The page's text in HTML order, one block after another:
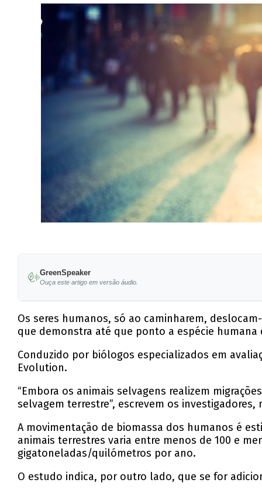
GreenSpeaker
Ouça este artigo em versão áudio.
Os seres humanos, só ao caminharem,
que demonstra até que ponto a espécie
Conduzido por biólogos especializados em
Evolution.
“Embora os animais selvagens realizem
selvagem terrestre”, escrevem os
A movimentação de biomassa dos humanos é
animais terrestres varia entre menos de 100 e
gigatoneladas/quilómetros por ano.
O estudo indica, por outro lado, que se for